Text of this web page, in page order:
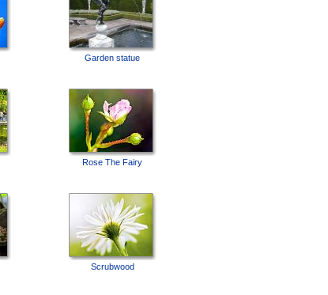
Garden statue
Rose The Fairy
Scrubwood